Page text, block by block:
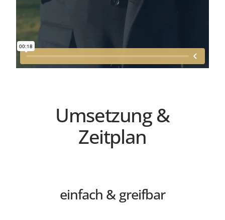
Umsetzung &
Zeitplan
einfach & greifbar